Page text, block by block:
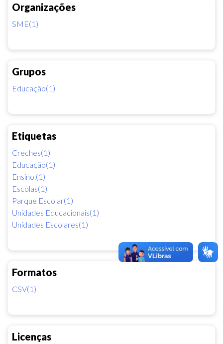
Organizações
SME(1)
Grupos
Educação(1)
Etiquetas
Creches(1)
Educação(1)
Ensino.(1)
Escolas(1)
Parque Escolar(1)
Unidades Educacionais(1)
Unidades Escolares(1)
Formatos
CSV(1)
Licenças